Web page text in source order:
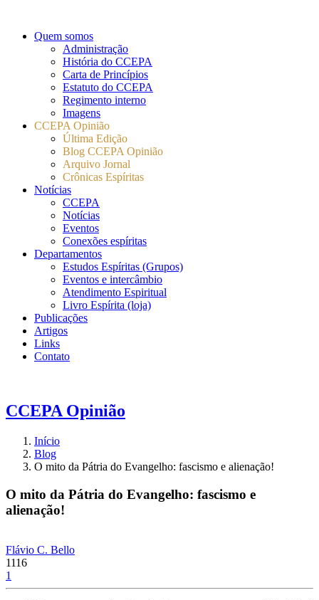
Quem somos
Administração
História do CCEPA
Carta de Princípios
Estatuto do CCEPA
Regimento interno
Imagens
CCEPA Opinião
Última Edição
Blog CCEPA Opinião
Arquivo Jornal
Crônicas Espíritas
Notícias
CCEPA
Notícias
Eventos
Conexões espíritas
Departamentos
Estudos Espíritas (Grupos)
Eventos e intercâmbio
Atendimento Espiritual
Livro Espírita (loja)
Publicações
Artigos
Links
Contato
CCEPA Opinião
Início
Blog
O mito da Pátria do Evangelho: fascismo e alienação!
O mito da Pátria do Evangelho: fascismo e
alienação!
Flávio C. Bello
1116
1